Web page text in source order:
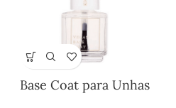
Base Coat para Unhas